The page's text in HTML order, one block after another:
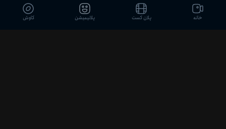
08:09
خانه پلان کست پلانیمیشن کاوش